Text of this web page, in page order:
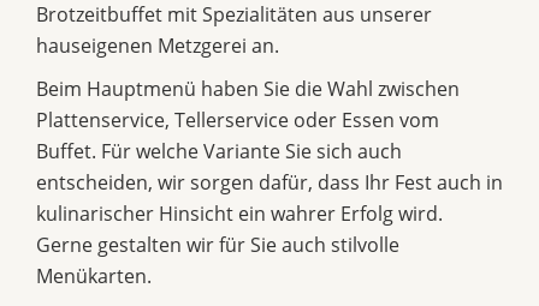
Brotzeitbuffet mit Spezialitäten aus unserer
hauseigenen Metzgerei an.
Beim Hauptmenü haben Sie die Wahl zwischen
Plattenservice, Tellerservice oder Essen vom
Buffet. Für welche Variante Sie sich auch
entscheiden, wir sorgen dafür, dass Ihr Fest auch in
kulinarischer Hinsicht ein wahrer Erfolg wird.
Gerne gestalten wir für Sie auch stilvolle
Menükarten.